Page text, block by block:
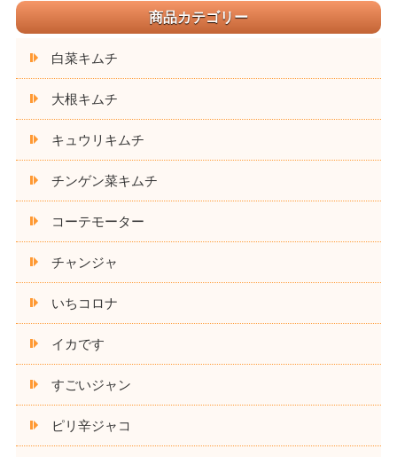
商品カテゴリー
白菜キムチ
大根キムチ
キュウリキムチ
チンゲン菜キムチ
コーテモーター
チャンジャ
いちコロナ
イカです
すごいジャン
ピリ辛ジャコ